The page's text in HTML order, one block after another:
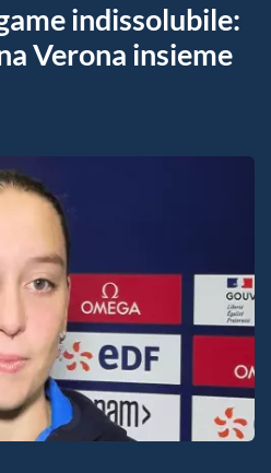
indissolubile:
Verona insieme